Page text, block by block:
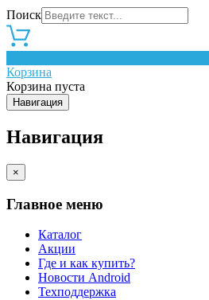
Поиск
Корзина
Корзина пуста
Навигация
Навигация
×
Главное меню
Каталог
Акции
Где и как купить?
Новости Android
Техподдержка